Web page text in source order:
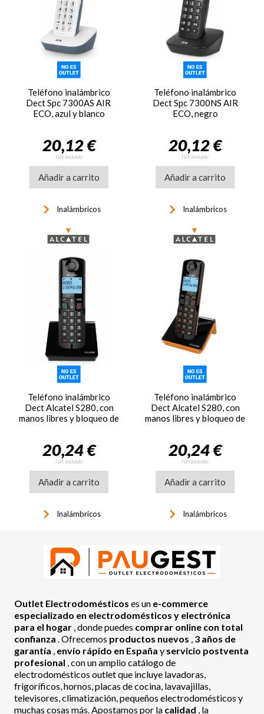
Teléfono inalámbrico
Dect Spc 7300AS AIR
ECO, azul y blanco
20,12 €
IVA incluido
Añadir a carrito
keyboard_arrow_right Inalámbricos
Teléfono inalámbrico
Dect Spc 7300NS AIR
ECO, negro
20,12 €
IVA incluido
Añadir a carrito
keyboard_arrow_right Inalámbricos
Teléfono inalámbrico
Dect Alcatel S280, con
manos libres y bloqueo de
20,24 €
IVA incluido
Añadir a carrito
keyboard_arrow_right Inalámbricos
Teléfono inalámbrico
Dect Alcatel S280, con
manos libres y bloqueo de
20,24 €
IVA incluido
Añadir a carrito
keyboard_arrow_right Inalámbricos
Outlet Electrodomésticos es un e-commerce
especializado en electrodomésticos y electrónica
para el hogar , donde puedes comprar online con total
confianza . Ofrecemos productos nuevos 3 años de
garantía envío rápido en España y servicio postventa
profesional , con un amplio catálogo de
electrodomésticos outlet que incluye lavadoras,
frigoríficos, hornos, placas de cocina, lavavajillas,
televisores, climatización, pequeños electrodomésticos y
muchas cosas más. Apostamos por la calidad , la